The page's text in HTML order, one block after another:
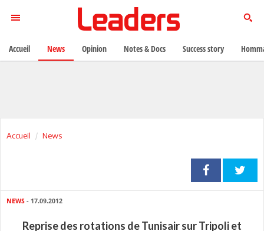
Accueil News
NEWS - 17.09.2012
Reprise des rotations de Tunisair sur Tripoli et
Accueil News Opinion Notes & Docs Success story